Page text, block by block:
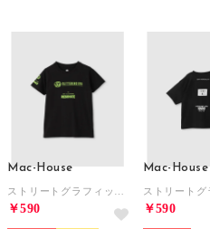
Mac-House
￥590
Mac-House
￥590